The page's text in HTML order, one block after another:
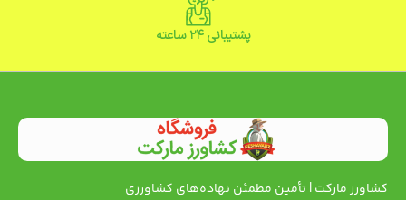
پشتیبانی ۲۴ ساعته
کشاورز مارکت | تأمین مطمئن نهاده‌های کشاورزی